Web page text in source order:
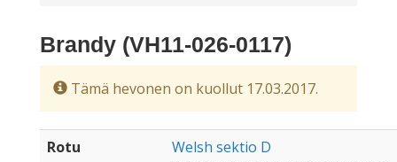
Brandy (VH11-026-0117)
Tämä hevonen on kuollut 17.03.2017.
Rotu Welsh sektio D